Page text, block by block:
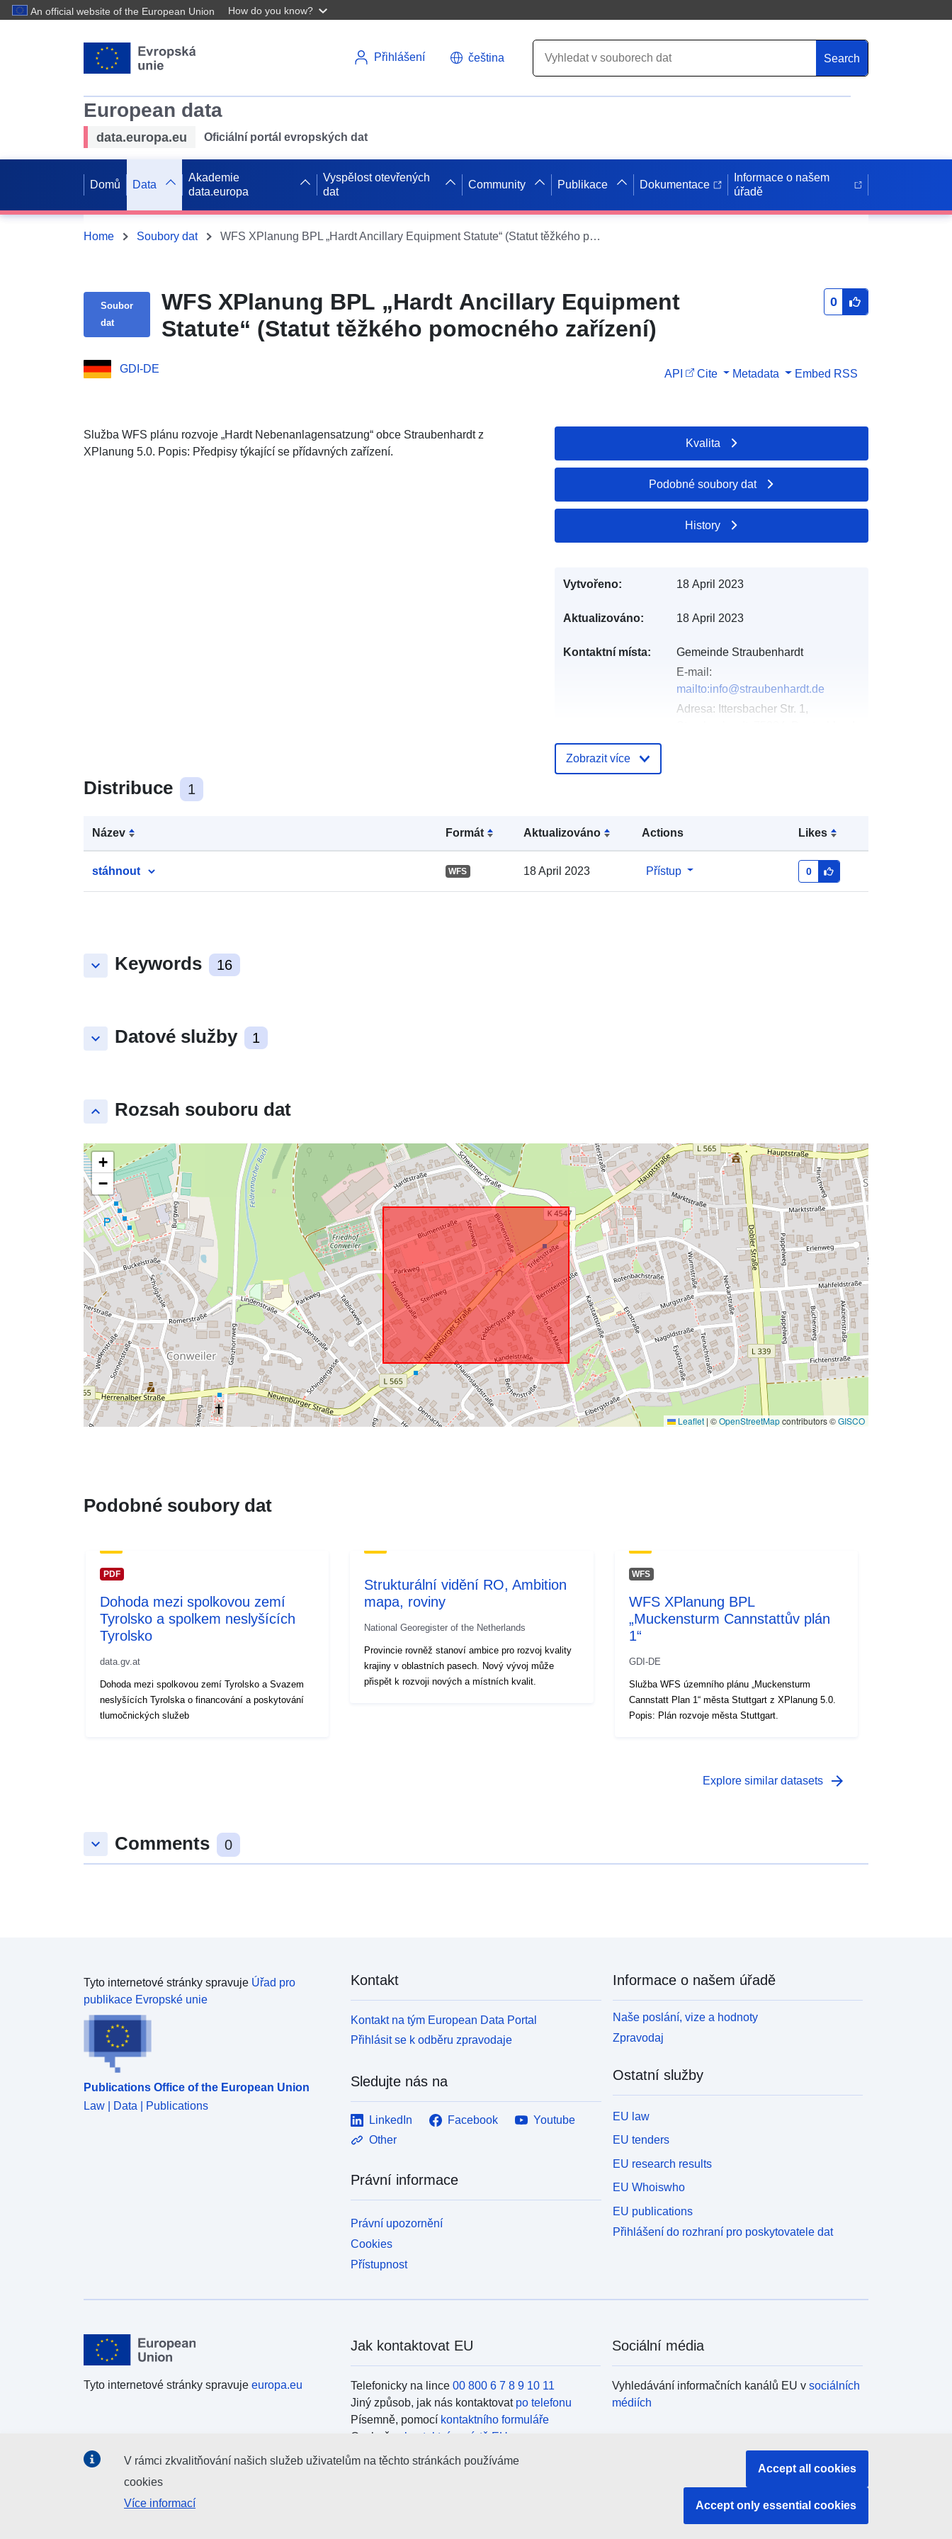
An official website of the European Union How do you know?
Přihlášení čeština Search
European data
data.europa.eu Oficiální portál evropských dat
Domů Data
Akademie
data.europa
Vyspělost otevřených
dat
Community Publikace Dokumentace
Informace o našem
úřadě
Home Soubory dat WFS XPlanung BPL „Hardt Ancillary Equipment Statute“ (Statut těžkého pomocného zařízení)
Soubor
dat
WFS XPlanung BPL „Hardt Ancillary Equipment
Statute“ (Statut těžkého pomocného zařízení)
0
GDI-DE API Cite Metadata Embed RSS
Služba WFS plánu rozvoje „Hardt Nebenanlagensatzung“ obce Straubenhardt z
XPlanung 5.0. Popis: Předpisy týkající se přídavných zařízení.
Distribuce 1
Název Formát Aktualizováno Actions Likes
stáhnout WFS 18 April 2023 Přístup 0
keyboard_arrow_down Keywords 16
keyboard_arrow_down Datové služby 1
keyboard_arrow_up Rozsah souboru dat
+
−
Leaflet | ©OpenStreetMapcontributors ©GISCO
Kvalita
Podobné soubory dat
History
Vytvořeno: 18 April 2023
Aktualizováno: 18 April 2023
Kontaktní místa:
Gemeinde Straubenhardt
E-mail:
mailto:info@straubenhardt.de
Adresa: Ittersbacher Str. 1,
Aktualizace údajů.europa.eu: 26
April 2026
Místní: Souřadnice: [ [ 8.536262,
Zobrazit více
Podobné soubory dat
PDF
Dohoda mezi spolkovou zemí
Tyrolsko a spolkem neslyšících
Tyrolsko
data.gv.at
Dohoda mezi spolkovou zemí Tyrolsko a Svazem
neslyšících Tyrolska o financování a poskytování
tlumočnických služeb
Strukturální vidění RO, Ambition
mapa, roviny
National Georegister of the Netherlands
Provincie rovněž stanoví ambice pro rozvoj kvality
krajiny v oblastních pasech. Nový vývoj může
přispět k rozvoji nových a místních kvalit.
WFS
WFS XPlanung BPL
„Muckensturm Cannstattův plán
1“
GDI-DE
Služba WFS územního plánu „Muckensturm
Cannstatt Plan 1“ města Stuttgart z XPlanung 5.0.
Popis: Plán rozvoje města Stuttgart.
Explore similar datasets arrow_forward
keyboard_arrow_down Comments 0
Tyto internetové stránky spravuje Úřad pro
publikace Evropské unie
Publications Office of the European Union
Law | Data | Publications
Kontakt
Kontakt na tým European Data Portal
Přihlásit se k odběru zpravodaje
Sledujte nás na
LinkedIn Facebook
Youtube
Other
Právní informace
Právní upozornění
Cookies
Přístupnost
Informace o našem úřadě
Naše poslání, vize a hodnoty
Zpravodaj
Ostatní služby
EU law
EU tenders
EU research results
EU Whoiswho
EU publications
Přihlášení do rozhraní pro poskytovatele dat
Tyto internetové stránky spravuje europa.eu
Jak kontaktovat EU
Telefonicky na lince 00 800 6 7 8 9 10 11
Jiný způsob, jak nás kontaktovat po telefonu
Písemně, pomocí kontaktního formuláře
Osobně, v kontaktním místě EU
Sociální média
Vyhledávání informačních kanálů EU vsociálních
médiích
Orgány a instituce EU
V rámci zkvalitňování našich služeb uživatelům na těchto stránkách používáme
cookies
Více informací
Accept all cookies
Accept only essential cookies